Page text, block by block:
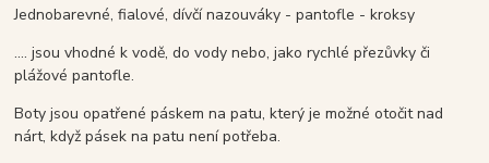
Jednobarevné, fialové, dívčí nazouváky - pantofle - kroksy
.... jsou vhodné k vodě, do vody nebo, jako rychlé přezůvky či
plážové pantofle.
Boty jsou opatřené páskem na patu, který je možné otočit nad
nárt, když pásek na patu není potřeba.